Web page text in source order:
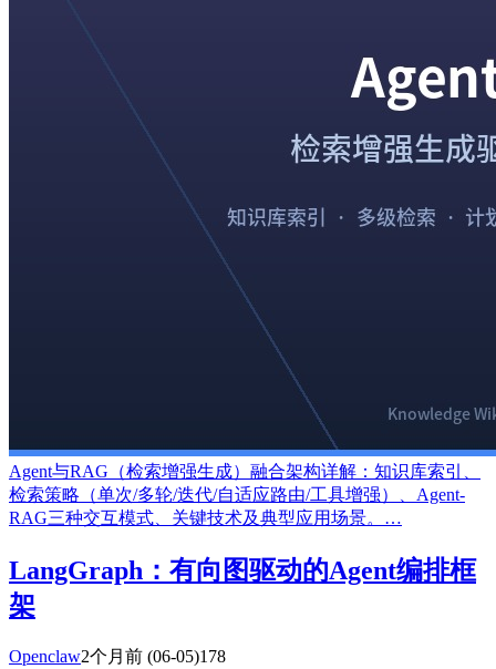
Agent与RAG（检索增强生成）融合架构详解：知识库索引、
检索策略（单次/多轮/迭代/自适应路由/工具增强）、Agent-
RAG三种交互模式、关键技术及典型应用场景。…
LangGraph：有向图驱动的Agent编排框
架
Openclaw2个月前 (06-05)178